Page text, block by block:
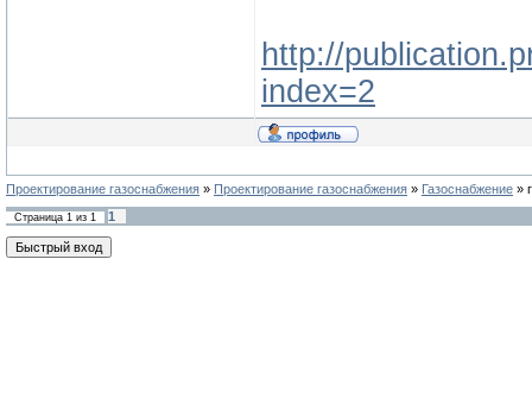
http://
index=2
Проектирование газоснабжения » Проектирование газоснабжения » Газоснабжение »
Страница 1 из 1 1